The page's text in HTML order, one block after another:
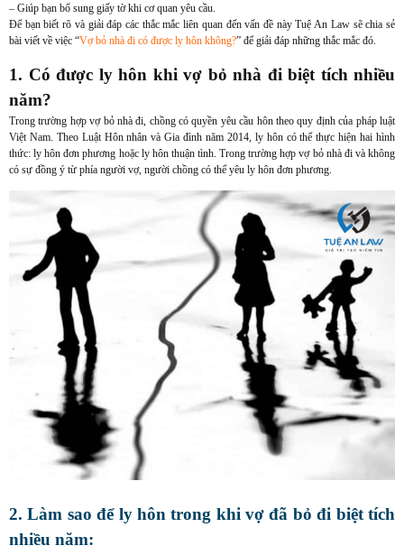
– Giúp bạn bổ sung giấy tờ khi cơ quan yêu cầu.
Để bạn biết rõ và giải đáp các thắc mắc liên quan đến vấn đề này Tuệ An Law sẽ chia sẻ
bài viết về việc “Vợ bỏ nhà đi có được ly hôn không?” để giải đáp những thắc mắc đó.
1. Có được ly hôn khi vợ bỏ nhà đi biệt tích nhiều
năm?
Trong trường hợp vợ bỏ nhà đi, chồng có quyền yêu cầu hôn theo quy định của pháp luật
Việt Nam. Theo Luật Hôn nhân và Gia đình năm 2014, ly hôn có thể thực hiện hai hình
thức: ly hôn đơn phương hoặc ly hôn thuận tình. Trong trường hợp vợ bỏ nhà đi và không
có sự đồng ý từ phía người vợ, người chồng có thể yêu ly hôn đơn phương.
2. Làm sao để ly hôn trong khi vợ đã bỏ đi biệt tích
nhiều năm: